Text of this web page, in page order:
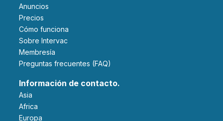
Anuncios
Precios
Cómo funciona
Sobre Intervac
Membresía
Preguntas frecuentes (FAQ)
Información de contacto.
Asia
Africa
Europa